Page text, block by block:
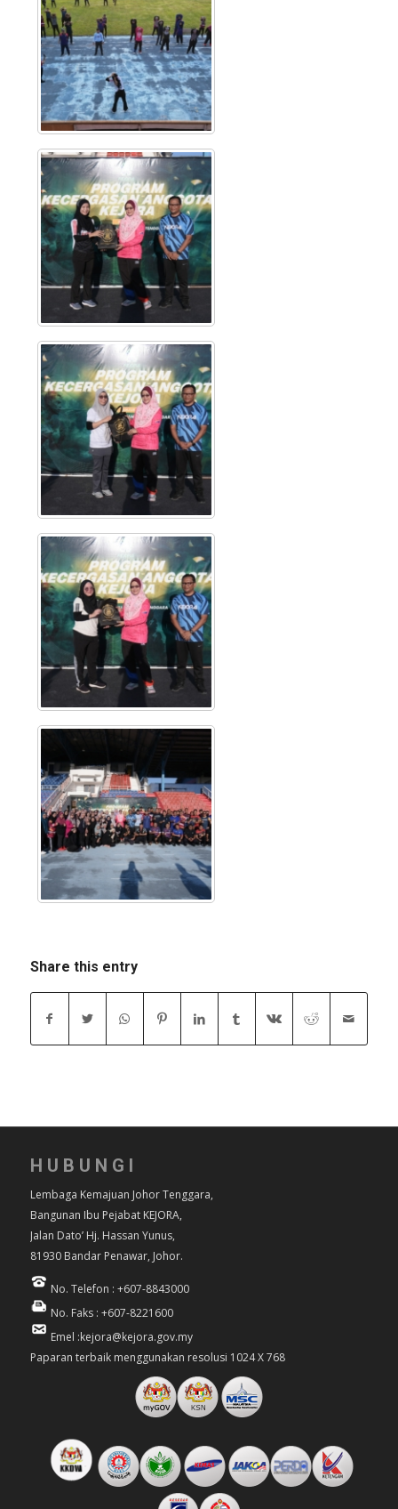
Share this entry
HUBUNGI
Lembaga Kemajuan Johor Tenggara,
Bangunan Ibu Pejabat KEJORA,
Jalan Dato’ Hj. Hassan Yunus,
81930 Bandar Penawar, Johor.
No. Telefon : +607-8843000
No. Faks : +607-8221600
Emel :kejora@kejora.gov.my
Paparan terbaik menggunakan resolusi 1024 X 768